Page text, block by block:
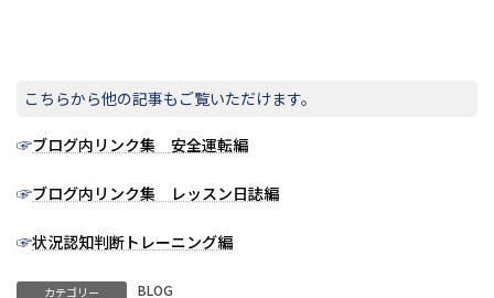
こちらから他の記事もご覧いただけます。
☞ブログ内リンク集 安全運転編
☞ブログ内リンク集 レッスン日誌編
☞状況認知判断トレーニング編
カテゴリー BLOG